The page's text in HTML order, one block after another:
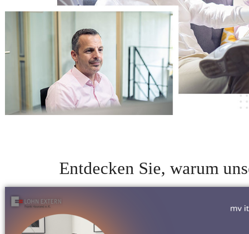
Entdecken Sie, warum